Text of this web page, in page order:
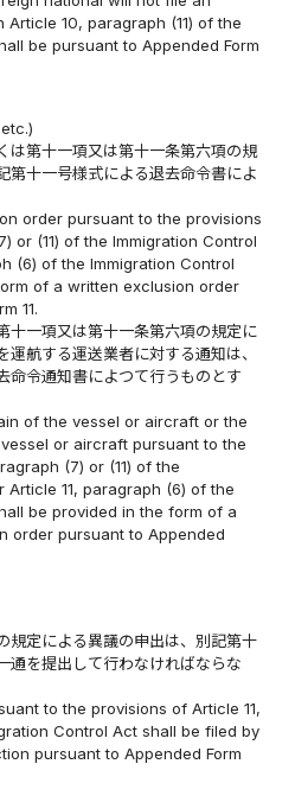
10, paragraph (11) of the
be pursuant to Appended Form
は第十一項又は第十一条第六項の規
第十一号様式による退去命令書によ
order pursuant to the provisions
or (11) of the Immigration Control
(6) of the Immigration Control
of a written exclusion order
11.
十一項又は第十一条第六項の規定に
運航する運送業者に対する通知は、
命令通知書によつて行うものとす
of the vessel or aircraft or the
or aircraft pursuant to the
(7) or (11) of the
Article 11, paragraph (6) of the
be provided in the form of a
order pursuant to Appended
規定による異議の申出は、別記第十
通を提出して行わなければならな
to the provisions of Article 11,
Control Act shall be filed by
pursuant to Appended Form